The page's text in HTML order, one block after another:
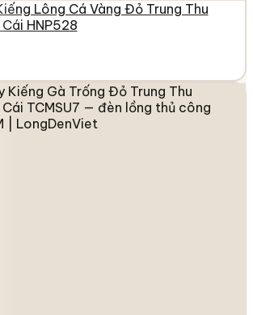
Lông Cá Vàng Đỏ Trung Thu
HNP528